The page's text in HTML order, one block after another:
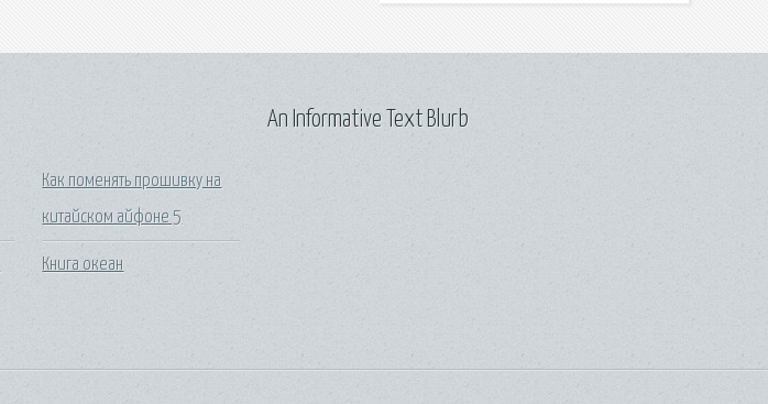
Как поменять прошивку на
китайском айфоне 5
Книга океан
An Informative Text Blurb